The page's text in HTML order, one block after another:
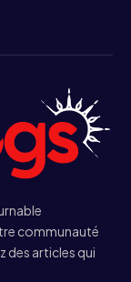
communauté
des articles qui